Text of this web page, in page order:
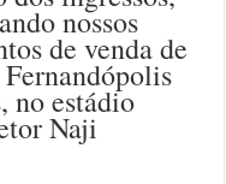
nossos
de venda de
no estádio
Naji